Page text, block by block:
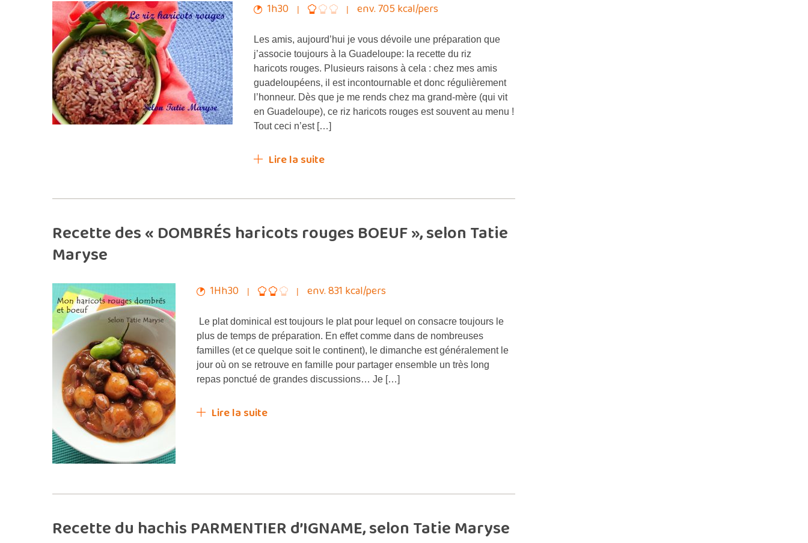
1h30 env. 705 kcal/pers
Les amis, aujourd’hui je vous dévoile une préparation que
j’associe toujours à la Guadeloupe: la recette du riz
haricots rouges. Plusieurs raisons à cela : chez mes amis
guadeloupéens, il est incontournable et donc régulièrement
l’honneur. Dès que je me rends chez ma grand-mère (qui vit
en Guadeloupe), ce riz haricots rouges est souvent au menu !
Tout ceci n’est […]
Lire la suite
Recette des « DOMBRÉS haricots rouges BOEUF », selon Tatie
Maryse
1Hh30 env. 831 kcal/pers
Le plat dominical est toujours le plat pour lequel on consacre toujours le
plus de temps de préparation. En effet comme dans de nombreuses
familles (et ce quelque soit le continent), le dimanche est généralement le
jour où on se retrouve en famille pour partager ensemble un très long
repas ponctué de grandes discussions… Je […]
Lire la suite
Recette du hachis PARMENTIER d’IGNAME, selon Tatie Maryse